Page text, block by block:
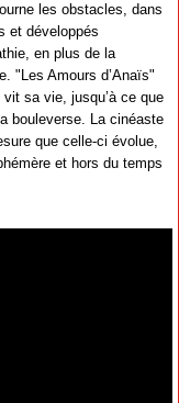
les obstacles, dans
et développés
en plus de la
"Les Amours d’Anaïs"
sa vie, jusqu’à ce que
bouleverse. La cinéaste
que celle-ci évolue,
et hors du temps